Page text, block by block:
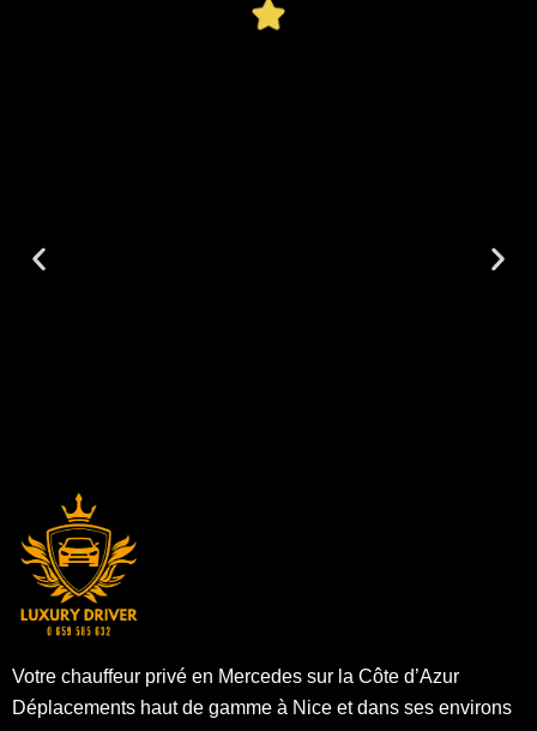
Votre chauffeur privé en Mercedes sur la Côte d’Azur
Déplacements haut de gamme à Nice et dans ses environs